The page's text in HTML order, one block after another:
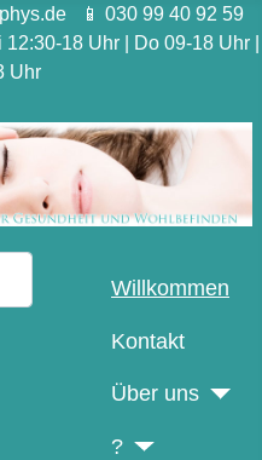
📱 030 99 40 92 59
18 Uhr | Do 09-18 Uhr |
Uhr
Willkommen
Kontakt
Über uns
?